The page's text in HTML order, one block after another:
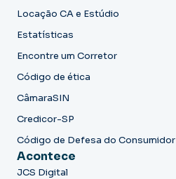
Locação CA e Estúdio
Estatísticas
Encontre um Corretor
Código de ética
CâmaraSIN
Credicor-SP
Código de Defesa do Consumidor
Acontece
JCS Digital